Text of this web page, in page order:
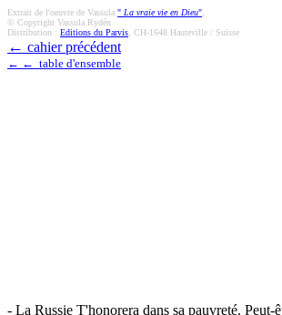
Extrait de l'oeuvre de Vassula " La vraie vie en Dieu"
© Copyright Vassula Rydén
Distribution : Editions du Parvis , CH-1648 Hauteville / Suisse
← cahier précédent
← ← table d'ensemble
- La Russie T'honorera dans sa pauvreté.